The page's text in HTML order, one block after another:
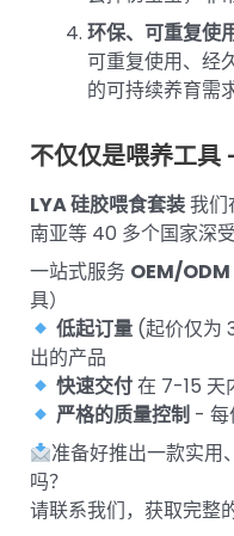
环保、可重复使
可重复使用、经
的可持续养育需
不仅仅是喂养工具
LYA 硅胶喂食套装我们
南亚等 40 多个国家深
一站式服务 OEM/ODM
具）
低起订量 (起价仅为
出的产品
快速交付在 7-15 天
严格的质量控制 - 每
准备好推出一款实用
吗？
请联系我们，获取完整